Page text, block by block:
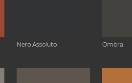
Nero Assoluto Ombra